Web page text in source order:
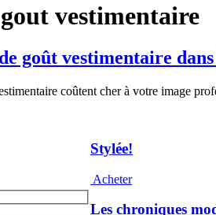
vestimentaire
goût vestimentaire
coûtent cher à votre image
Stylée!
Acheter
Les chroniques